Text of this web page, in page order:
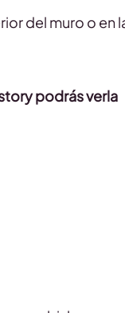
del muro o en
podrás verla